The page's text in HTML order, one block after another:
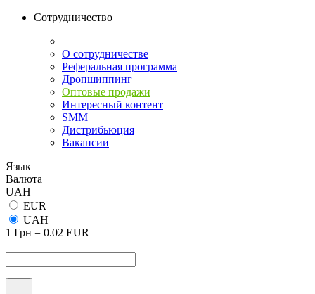
Сотрудничество
О сотрудничестве
Реферальная программа
Дропшиппинг
Оптовые продажи
Интересный контент
SMM
Дистрибьюция
Вакансии
Язык
Валюта
UAH
EUR
UAH
1 Грн = 0.02 EUR